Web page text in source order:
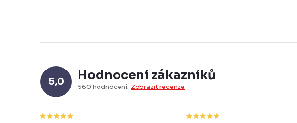
5,0 Hodnocení zákazníků
560 hodnocení Zobrazit recenze